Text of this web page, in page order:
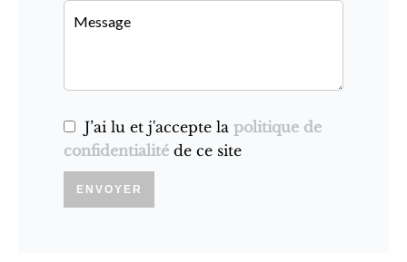
J’ai lu et j'accepte la politique de
confidentialité de ce site
ENVOYER